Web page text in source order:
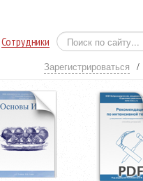
Сотрудники
Зарегистрироваться /